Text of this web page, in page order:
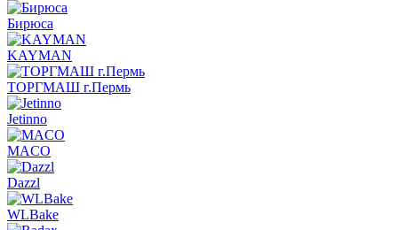
Бирюса
KAYMAN
ТОРГМАШ г.Пермь
Jetinno
MACO
Dazzl
WLBake